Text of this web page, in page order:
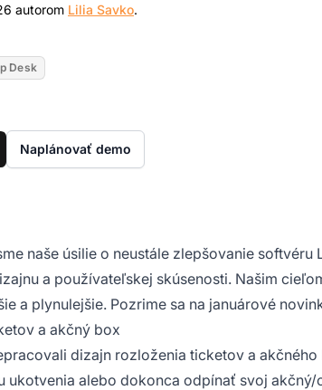
autorom Lilia Savko.
Desk
Naplánovať demo
naše úsilie o neustále zlepšovanie softvéru
a používateľskej skúsenosti. Našim
a plynulejšie. Pozrime sa na januárové
a akčný box
dizajn rozloženia ticketov a
ukotvenia alebo dokonca odpínať svoj